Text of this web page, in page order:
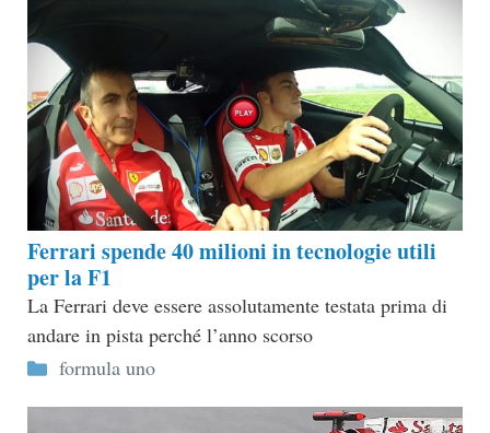
Ferrari spende 40 milioni in tecnologie utili
per la F1
La Ferrari deve essere assolutamente testata prima di
andare in pista perché l’anno scorso
Categorie
formula uno